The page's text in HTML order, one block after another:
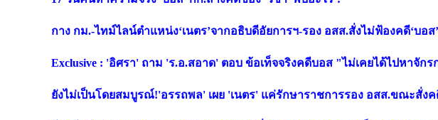
กาง กม.-ไทม์ไลน์ตำแหน่ง‘เนตร’จากอธิบดีอัยการฯ-รอง อสส.สั่งไม่ฟ้องคดี‘บอส
Exclusive : 'อิศรา' ถาม 'ร.อ.สอาด' ตอบ ข้อเท็จจริงคดีบอส "ไม่เคยได้ไปหาจักร
ยังไม่เป็นโดยสมบูรณ์!'อรรถพล' เผย 'เนตร' แค่รักษาราชการรอง อสส.ขณะสั่ง